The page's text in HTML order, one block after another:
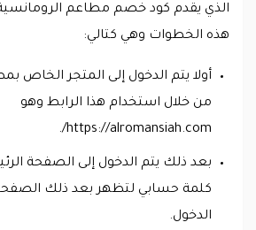
الذي يقدم كود خصم مطاعم
هذه الخطوات وهي كتالي:
أولا يتم الدخول إلى المتجر الخاص
من خلال استخدام هذا الرابط وهو
https://alromansiah.com/.
بعد ذلك يتم الدخول إلى الصفحة
كلمة حسابي لتظهر بعد ذلك
الدخول.